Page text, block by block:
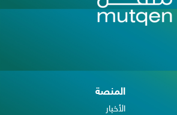
المنصة
الأخبار